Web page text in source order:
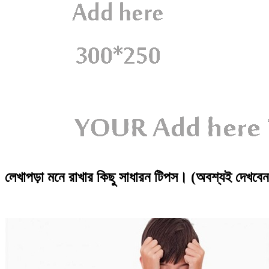
লেখাপড়া মনে রাখার কিছু সাধারন টিপস। (অবশ্যই